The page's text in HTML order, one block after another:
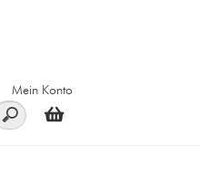
Mein Konto